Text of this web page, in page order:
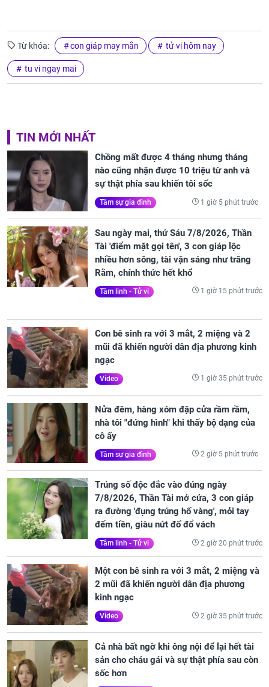
Từ khóa: con giáp may mắn tử vi hôm nay
tu vi ngay mai
TIN MỚI NHẤT
Chồng mất được 4 tháng nhưng tháng
nào cũng nhận được 10 triệu từ anh và
sự thật phía sau khiến tôi sốc
Tâm sự gia đình 1 giờ 5 phút trước
Sau ngày mai, thứ Sáu 7/8/2026, Thần
Tài 'điểm mặt gọi tên', 3 con giáp lộc
nhiều hơn sông, tài vận sáng như trăng
Rằm, chính thức hết khổ
Tâm linh - Tử vi 1 giờ 15 phút trước
Con bê sinh ra với 3 mắt, 2 miệng và 2
mũi đã khiến người dân địa phương kinh
ngạc
Video 1 giờ 35 phút trước
Nửa đêm, hàng xóm đập cửa rầm rầm,
nhà tôi "đứng hình" khi thấy bộ dạng của
cô ấy
Tâm sự gia đình 2 giờ 5 phút trước
Trúng số độc đắc vào đúng ngày
7/8/2026, Thần Tài mở cửa, 3 con giáp
ra đường 'đụng trúng hố vàng', mỏi tay
đếm tiền, giàu nứt đố đổ vách
Tâm linh - Tử vi 2 giờ 20 phút trước
Một con bê sinh ra với 3 mắt, 2 miệng và
2 mũi đã khiến người dân địa phương
kinh ngạc
Video 2 giờ 35 phút trước
Cả nhà bất ngờ khi ông nội để lại hết tài
sản cho cháu gái và sự thật phía sau còn
sốc hơn